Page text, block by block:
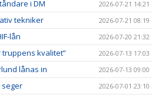
i DM 2026-07-21 14:21
tekniker 2026-07-21 08:19
lån 2026-07-20 21:32
truppens kvalitet” 2026-07-13 17:03
lånas in 2026-07-13 09:00
seger 2026-07-01 23:10